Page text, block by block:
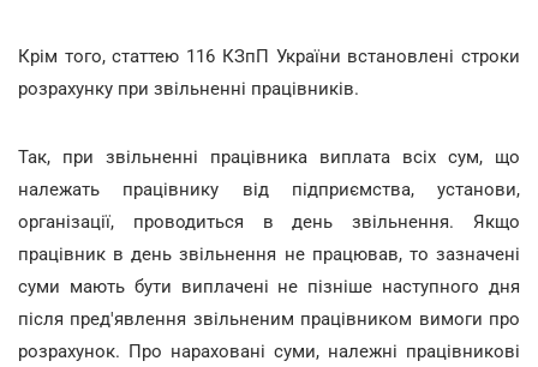
Крім того, статтею 116 КЗпП України встановлені строки
розрахунку при звільненні працівників.
Так, при звільненні працівника виплата всіх сум, що
належать працівнику від підприємства, установи,
організації, проводиться в день звільнення. Якщо
працівник в день звільнення не працював, то зазначені
суми мають бути виплачені не пізніше наступного дня
після пред'явлення звільненим працівником вимоги про
розрахунок. Про нараховані суми, належні працівникові